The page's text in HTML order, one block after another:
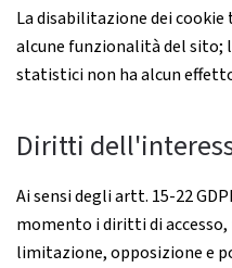
La disabilitazione dei
alcune funzionalità del sito;
statistici non ha alcun
Diritti
Ai sensi degli artt. 15-22
momento i diritti di
limitazione, opposizione e